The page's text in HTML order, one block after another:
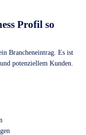
Profil so
Brancheneintrag. Es ist
potenziellem Kunden.